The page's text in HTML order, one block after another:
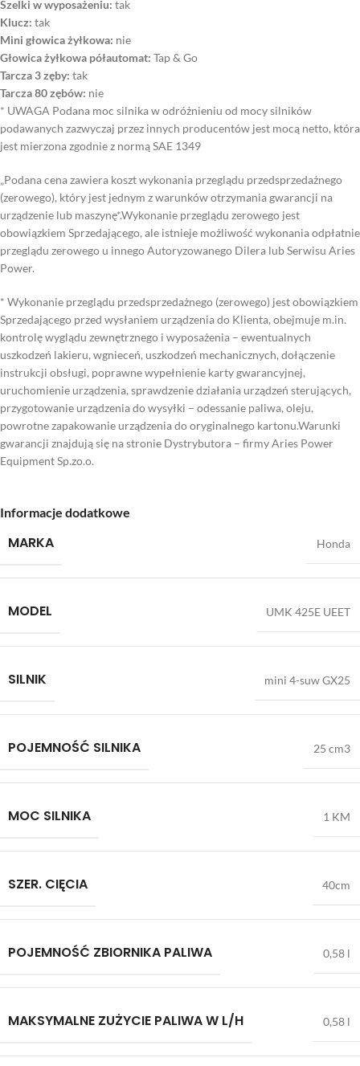
Szelki w wyposażeniu: tak
Klucz: tak
Mini głowica żyłkowa: nie
Głowica żyłkowa półautomat: Tap & Go
Tarcza 3 zęby: tak
Tarcza 80 zębów: nie
* UWAGA Podana moc silnika w odróżnieniu od mocy silników
podawanych zazwyczaj przez innych producentów jest mocą netto, która
jest mierzona zgodnie z normą SAE 1349
„Podana cena zawiera koszt wykonania przeglądu przedsprzedażnego
(zerowego), który jest jednym z warunków otrzymania gwarancji na
urządzenie lub maszynę*.Wykonanie przeglądu zerowego jest
obowiązkiem Sprzedającego, ale istnieje możliwość wykonania odpłatnie
przeglądu zerowego u innego Autoryzowanego Dilera lub Serwisu Aries
Power.
* Wykonanie przeglądu przedsprzedażnego (zerowego) jest obowiązkiem
Sprzedającego przed wysłaniem urządzenia do Klienta, obejmuje m.in.
kontrolę wyglądu zewnętrznego i wyposażenia – ewentualnych
uszkodzeń lakieru, wgnieceń, uszkodzeń mechanicznych, dołączenie
instrukcji obsługi, poprawne wypełnienie karty gwarancyjnej,
uruchomienie urządzenia, sprawdzenie działania urządzeń sterujących,
przygotowanie urządzenia do wysyłki – odessanie paliwa, oleju,
powrotne zapakowanie urządzenia do oryginalnego kartonu.Warunki
gwarancji znajdują się na stronie Dystrybutora – firmy Aries Power
Equipment Sp.zo.o.
Informacje dodatkowe
MARKA Honda
MODEL UMK 425E UEET
SILNIK mini 4-suw GX25
POJEMNOŚĆ SILNIKA 25 cm3
MOC SILNIKA 1 KM
SZER. CIĘCIA 40cm
POJEMNOŚĆ ZBIORNIKA PALIWA 0,58 l
MAKSYMALNE ZUŻYCIE PALIWA W L/H 0,58 l